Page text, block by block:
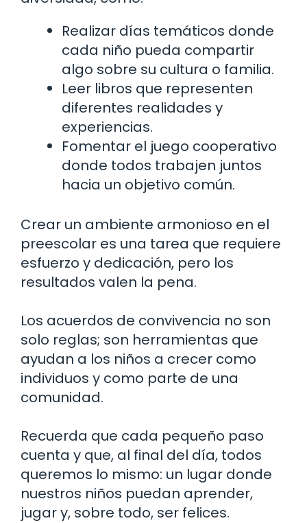
Realizar días temáticos donde
cada niño pueda compartir
algo sobre su cultura o familia.
Leer libros que representen
diferentes realidades y
experiencias.
Fomentar el juego cooperativo
donde todos trabajen juntos
hacia un objetivo común.
Crear un ambiente armonioso en el
preescolar es una tarea que requiere
esfuerzo y dedicación, pero los
resultados valen la pena.
Los acuerdos de convivencia no son
solo reglas; son herramientas que
ayudan a los niños a crecer como
individuos y como parte de una
comunidad.
Recuerda que cada pequeño paso
cuenta y que, al final del día, todos
queremos lo mismo: un lugar donde
nuestros niños puedan aprender,
jugar y, sobre todo, ser felices.